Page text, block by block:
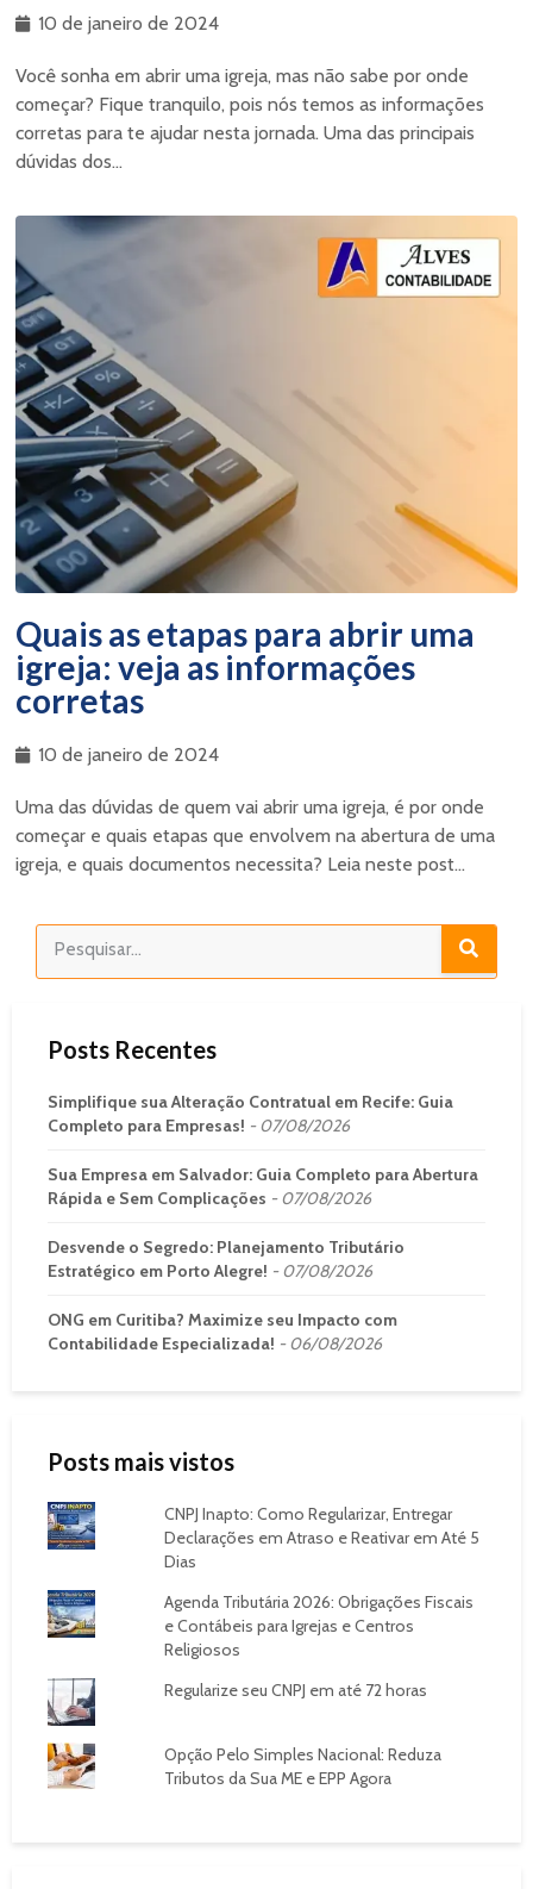
10 de janeiro de 2024
Você sonha em abrir uma igreja, mas não sabe por onde
começar? Fique tranquilo, pois nós temos as informações
corretas para te ajudar nesta jornada. Uma das principais
dúvidas dos...
Quais as etapas para abrir uma
igreja: veja as informações
corretas
10 de janeiro de 2024
Uma das dúvidas de quem vai abrir uma igreja, é por onde
começar e quais etapas que envolvem na abertura de uma
igreja, e quais documentos necessita? Leia neste post...
Posts Recentes
Simplifique sua Alteração Contratual em Recife: Guia
Completo para Empresas!
07/08/2026
Sua Empresa em Salvador: Guia Completo para Abertura
Rápida e Sem Complicações
07/08/2026
Desvende o Segredo: Planejamento Tributário
Estratégico em Porto Alegre!
07/08/2026
ONG em Curitiba? Maximize seu Impacto com
Contabilidade Especializada!
06/08/2026
Posts mais vistos
CNPJ Inapto: Como Regularizar, Entregar
Declarações em Atraso e Reativar em Até 5
Dias
Agenda Tributária 2026: Obrigações Fiscais
e Contábeis para Igrejas e Centros
Religiosos
Regularize seu CNPJ em até 72 horas
Opção Pelo Simples Nacional: Reduza
Tributos da Sua ME e EPP Agora